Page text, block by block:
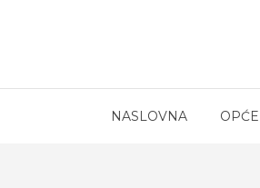
NASLOVNA